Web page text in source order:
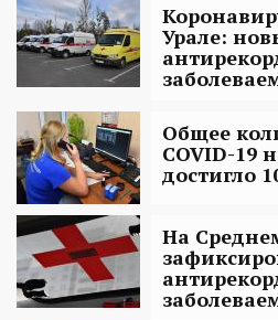
Урале:
Общее
COVID-19
достигло
На